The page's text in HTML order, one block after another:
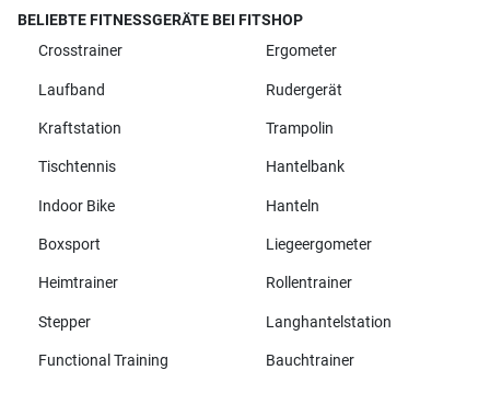
BELIEBTE FITNESSGERÄTE BEI FITSHOP
Crosstrainer
Ergometer
Laufband Rudergerät
Kraftstation Trampolin
Tischtennis Hantelbank
Indoor Bike Hanteln
Boxsport Liegeergometer
Heimtrainer Rollentrainer
Stepper Langhantelstation
Functional Training Bauchtrainer